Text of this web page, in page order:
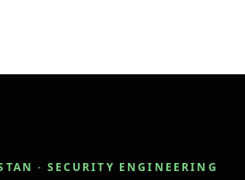
· SECURITY ENGINEERING